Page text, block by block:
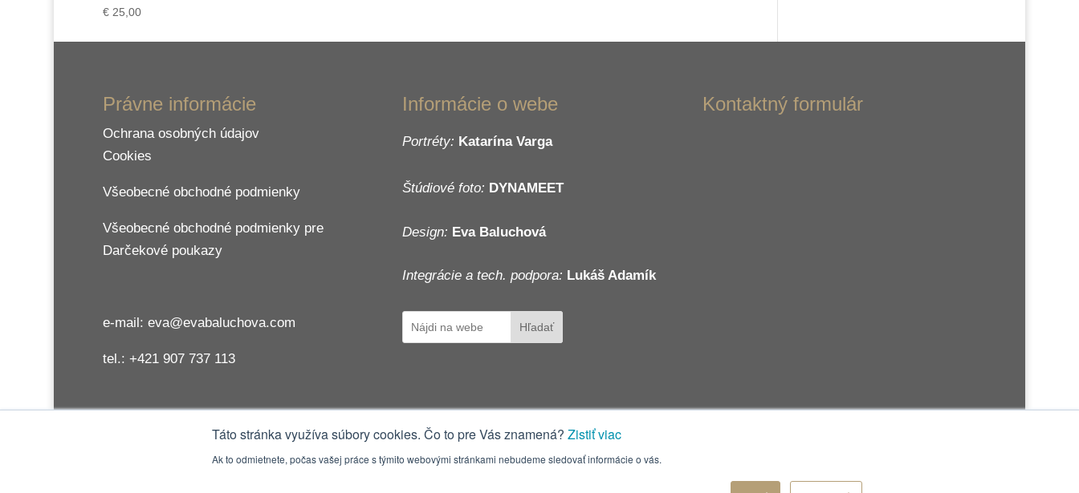
Táto stránka využíva súbory cookies. Čo to pre Vás znamená? Zistiť viac
Ak to odmietnete, počas vašej práce s týmito webovými stránkami nebudeme sledovať informácie o vás.
€25,00
Právne informácie
Ochrana osobných údajov
Cookies
Všeobecné obchodné podmienky
Všeobecné obchodné podmienky pre
Darčekové poukazy
e-mail: eva@evabaluchova.com
tel.: +421 907 737 113
Informácie o webe
Portréty: Katarína Varga
Štúdiové foto: DYNAMEET
Design: Eva Baluchová
Integrácie a tech. podpora: Lukáš Adamík
Hľadať
Kontaktný formulár